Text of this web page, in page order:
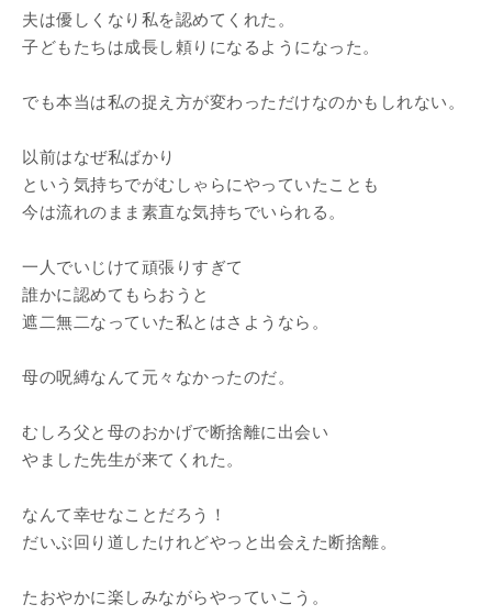
夫は優しくなり私を認めてくれた。
子どもたちは成長し頼りになるようになった。
でも本当は私の捉え方が変わっただけなのかもしれない。
以前はなぜ私ばかり
という気持ちでがむしゃらにやっていたことも
今は流れのまま素直な気持ちでいられる。
一人でいじけて頑張りすぎて
誰かに認めてもらおうと
遮二無二なっていた私とはさようなら。
母の呪縛なんて元々なかったのだ。
むしろ父と母のおかげで断捨離に出会い
やました先生が来てくれた。
なんて幸せなことだろう！
だいぶ回り道したけれどやっと出会えた断捨離。
たおやかに楽しみながらやっていこう。